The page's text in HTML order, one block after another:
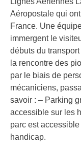
Aéropostale qui
France. Une
immergent le
débuts du
la rencontre des
par le biais de
mécaniciens,
savoir : – Parking
accessible sur les
parc est
handicap.